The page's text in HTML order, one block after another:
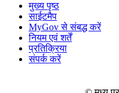
मुख्य पृष्ठ
साईटमैप
MyGov से संबद्ध करें
नियम एवं शर्तें
प्रतिक्रिया
संपर्क करें